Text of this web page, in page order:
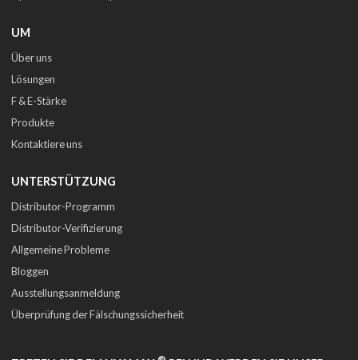
UM
Über uns
Lösungen
F & E-Stärke
Produkte
Kontaktiere uns
UNTERSTÜTZUNG
Distributor-Programm
Distributor-Verifizierung
Allgemeine Probleme
Bloggen
Ausstellungsanmeldung
Überprüfung der Fälschungssicherheit